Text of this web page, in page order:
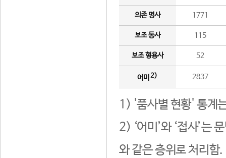
의존 명사 1771
보조 동사 115
보조 형용사 52
어미 2) 2837
1) '품사별 현황' 통계
2) ‘어미’와 ‘접사’는
와 같은 층위로 처리함.